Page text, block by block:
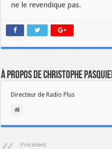
ne le revendique pas.
À propos de Christophe
Directeur de Radio Plus
Précédent